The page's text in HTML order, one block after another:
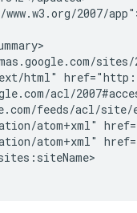
2007/
html"
acl/
feeds/acl/site/
atom+xml"
atom+xml"